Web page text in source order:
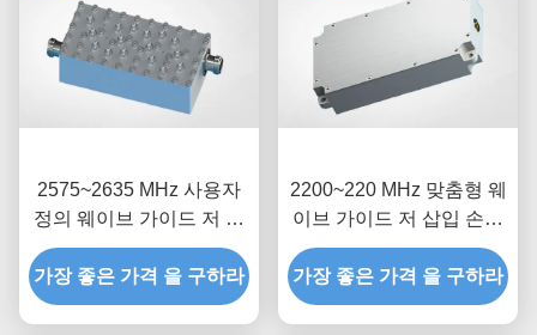
2575~2635 MHz 사용자
정의 웨이브 가이드 저 삽
입 손실 대역 패스 필터
JT-QTF-2605-N
가장 좋은 가격 을 구하라
2200~220 MHz 맞춤형 웨
이브 가이드 저 삽입 손실
대역 패스 필터 JT-QTF-
2230-MCX
가장 좋은 가격 을 구하라